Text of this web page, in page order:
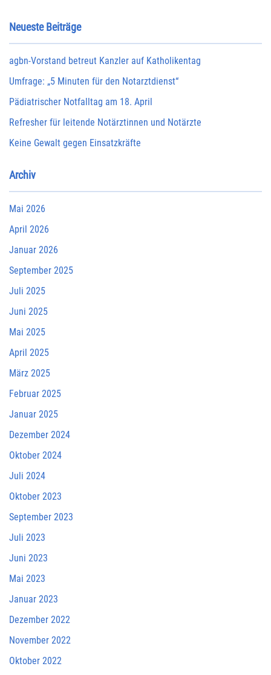
Neueste Beiträge
agbn-Vorstand betreut Kanzler auf Katholikentag
Umfrage: „5 Minuten für den Notarztdienst“
Pädiatrischer Notfalltag am 18. April
Refresher für leitende Notärztinnen und Notärzte
Keine Gewalt gegen Einsatzkräfte
Archiv
Mai 2026
April 2026
Januar 2026
September 2025
Juli 2025
Juni 2025
Mai 2025
April 2025
März 2025
Februar 2025
Januar 2025
Dezember 2024
Oktober 2024
Juli 2024
Oktober 2023
September 2023
Juli 2023
Juni 2023
Mai 2023
Januar 2023
Dezember 2022
November 2022
Oktober 2022